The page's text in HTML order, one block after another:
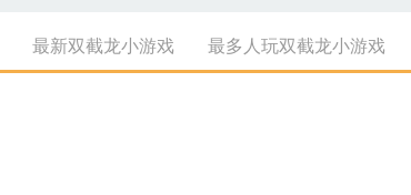
最新双截龙小游戏 最多人玩双截龙小游戏